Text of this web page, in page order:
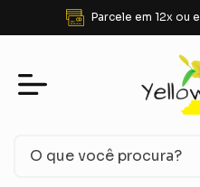
Parcele em 12x ou